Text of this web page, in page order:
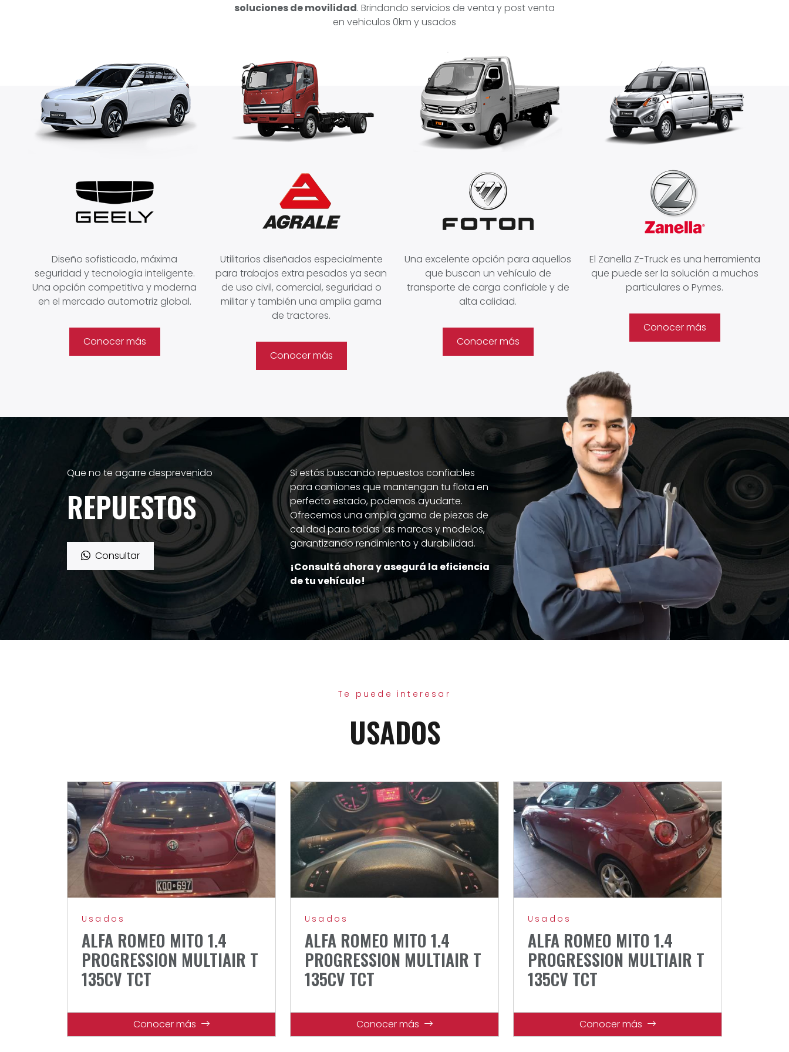
soluciones de movilidad. Brindando servicios de venta y post venta
en vehiculos 0km y usados
Diseño sofisticado, máxima
seguridad y tecnología inteligente.
Una opción competitiva y moderna
en el mercado automotriz global.
Conocer más
Utilitarios diseñados especialmente
para trabajos extra pesados ya sean
de uso civil, comercial, seguridad o
militar y también una amplia gama
de tractores.
Conocer más
Una excelente opción para aquellos
que buscan un vehículo de
transporte de carga confiable y de
alta calidad.
Conocer más
El Zanella Z-Truck es una herramienta
que puede ser la solución a muchos
particulares o Pymes.
Conocer más
Que no te agarre desprevenido
REPUESTOS
Consultar
Si estás buscando repuestos confiables
para camiones que mantengan tu flota en
perfecto estado, podemos ayudarte.
Ofrecemos una amplia gama de piezas de
calidad para todas las marcas y modelos,
garantizando rendimiento y durabilidad.
¡Consultá ahora y asegurá la eficiencia
de tu vehículo!
Te puede interesar
USADOS
Usados
ALFA ROMEO MITO 1.4
PROGRESSION MULTIAIR T
135CV TCT
Conocer más
Usados
ALFA ROMEO MITO 1.4
PROGRESSION MULTIAIR T
135CV TCT
Conocer más
Usados
ALFA ROMEO MITO 1.4
PROGRESSION MULTIAIR T
135CV TCT
Conocer más